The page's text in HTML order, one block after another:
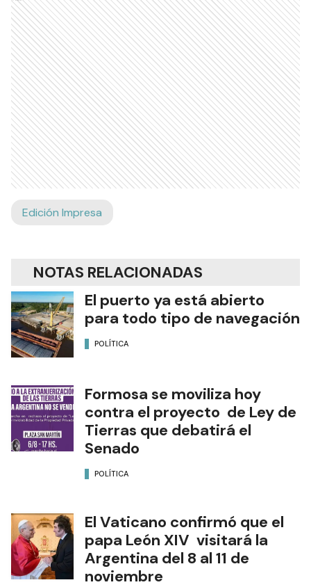
Edición Impresa
NOTAS RELACIONADAS
El puerto ya está abierto
para todo tipo de navegación
POLÍTICA
Formosa se moviliza hoy
contra el proyecto de Ley de
Tierras que debatirá el
Senado
POLÍTICA
El Vaticano confirmó que el
papa León XIV visitará la
Argentina del 8 al 11 de
noviembre